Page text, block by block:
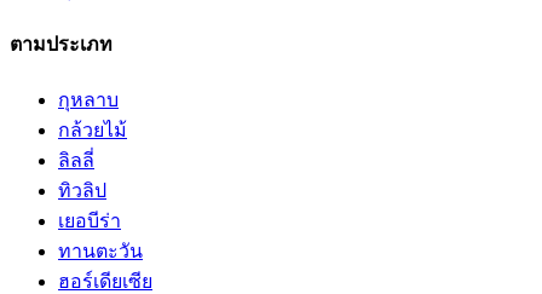
ตามประเภท
กุหลาบ
กล้วยไม้
ลิลลี่
ทิวลิป
เยอบีร่า
ทานตะวัน
ฮอร์เดียเซีย